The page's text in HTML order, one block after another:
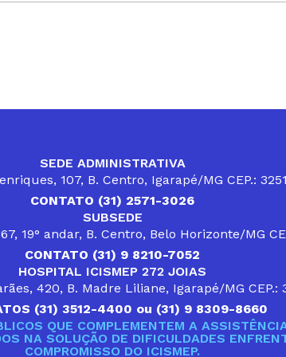
SEDE ADMINISTRATIVA
107, B. Centro, Igarapé/MG CEP.:
CONTATO (31) 2571-3026
SUBSEDE
19° andar, B. Centro, Belo Horizonte/MG
CONTATO (31) 9 8210-7052
HOSPITAL ICISMEP 272 JOIAS
420, B. Madre Liliane, Igarapé/MG CEP.:
(31) 3512-4400 ou (31) 9 8309-8660
QUE COMPLEMENTEM A
NA SOLUÇÃO DE DIFICULDADES
COMPROMISSO DO ICISMEP.